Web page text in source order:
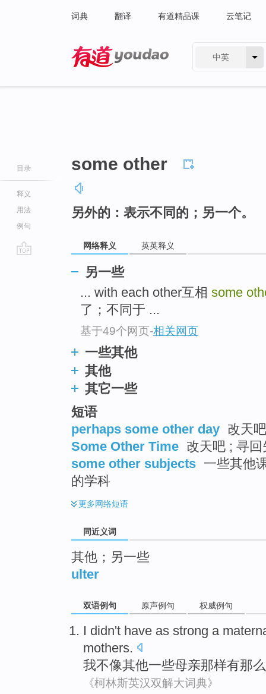
词典 翻译 有道精品课 云笔记
中英
目录
释义
用法
例句
some other
另外的：表示不同的；另一个。
网络释义 英英释义
另一些
... with each other互相 some
了；不同于 ...
基于49个网页-相关网页
一些其他
其他
其它一些
短语
perhaps some other day 改天吧
Some Other Time 改天吧 ; 寻
some other subjects 一些其他
的学科
更多网络短语
同近义词
其他；另一些
ulter
双语例句 原声例句 权威例句
I didn't have as strong a
mothers.
我不像其他一些母亲那样有那么
《柯林斯英汉双解大词典》